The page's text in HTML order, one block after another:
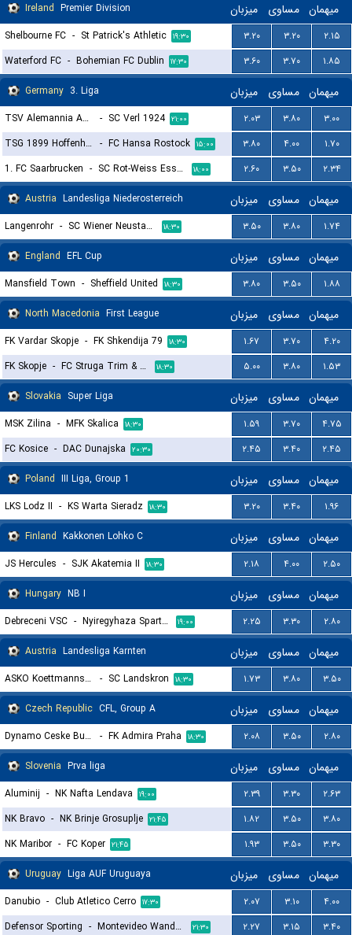
Ireland Premier Division میزبان مساوی میهمان
Shelbourne FC - St Patrick's Athletic ۱۹:۳۰ ۳.۲۰ ۳.۲۰
۲.۱۵
Waterford FC - Bohemian FC Dublin ۱۷:۳۰ ۳.۶۰ ۳.۷۰
۱.۸۵
Germany 3. Liga میزبان مساوی میهمان
TSV Alemannia Aachen - SC Verl 1924 ۲۱:۰۰ ۲.۰۳ ۳.۸۰
۳.۰۰
TSG 1899 Hoffenheim II - FC Hansa Rostock ۱۵:۰۰ ۳.۸۰ ۴.۰۰
۱.۷۰
1. FC Saarbrucken - SC Rot-Weiss Essen ۱۸:۰۰ ۲.۶۰ ۳.۵۰
۲.۳۴
Austria Landesliga Niederosterreich میزبان مساوی میهمان
Langenrohr - SC Wiener Neustadter ۱۸:۳۰ ۳.۵۰ ۳.۸۰
۱.۷۴
England EFL Cup میزبان مساوی میهمان
Mansfield Town - Sheffield United ۱۸:۳۰ ۳.۸۰ ۳.۵۰
۱.۸۸
North Macedonia First League میزبان مساوی میهمان
FK Vardar Skopje - FK Shkendija 79 ۱۸:۳۰ ۱.۶۷ ۳.۷۰
۴.۲۰
FK Skopje - FC Struga Trim & Lum ۱۸:۳۰ ۵.۰۰ ۳.۸۰
۱.۵۳
Slovakia Super Liga میزبان مساوی میهمان
MSK Zilina - MFK Skalica ۱۸:۳۰ ۱.۵۹ ۳.۷۰
۴.۷۵
FC Kosice - DAC Dunajska ۲۰:۳۰ ۲.۴۵ ۳.۴۰
۲.۴۵
Poland III Liga, Group 1 میزبان مساوی میهمان
LKS Lodz II - KS Warta Sieradz ۱۸:۳۰ ۳.۲۰ ۳.۴۰
۱.۹۶
Finland Kakkonen Lohko C میزبان مساوی میهمان
JS Hercules - SJK Akatemia II ۱۸:۳۰ ۲.۱۸ ۴.۰۰
۲.۵۰
Hungary NB I میزبان مساوی میهمان
Debreceni VSC - Nyiregyhaza Spartacus FC ۱۹:۰۰ ۲.۲۵ ۳.۳۰
۲.۸۰
Austria Landesliga Karnten میزبان مساوی میهمان
ASKO Koettmannsdorf - SC Landskron ۱۸:۳۰ ۱.۷۳ ۳.۸۰
۳.۵۰
Czech Republic CFL, Group A میزبان مساوی میهمان
Dynamo Ceske Budejovice - FK Admira Praha ۱۸:۳۰ ۲.۰۸ ۳.۵۰
۲.۸۰
Slovenia Prva liga میزبان مساوی میهمان
Aluminij - NK Nafta Lendava ۱۹:۰۰ ۲.۳۹ ۳.۳۰
۲.۶۳
NK Bravo - NK Brinje Grosuplje ۲۱:۴۵ ۱.۸۲ ۳.۵۰
۳.۸۰
NK Maribor - FC Koper ۲۱:۴۵ ۱.۹۳ ۳.۵۰
۳.۳۰
Uruguay Liga AUF Uruguaya میزبان مساوی میهمان
Danubio - Club Atletico Cerro ۱۷:۳۰ ۲.۰۷ ۳.۱۰
۴.۰۰
Defensor Sporting - Montevideo Wanderers ۲۱:۳۰ ۲.۲۷ ۳.۱۵
۳.۴۰